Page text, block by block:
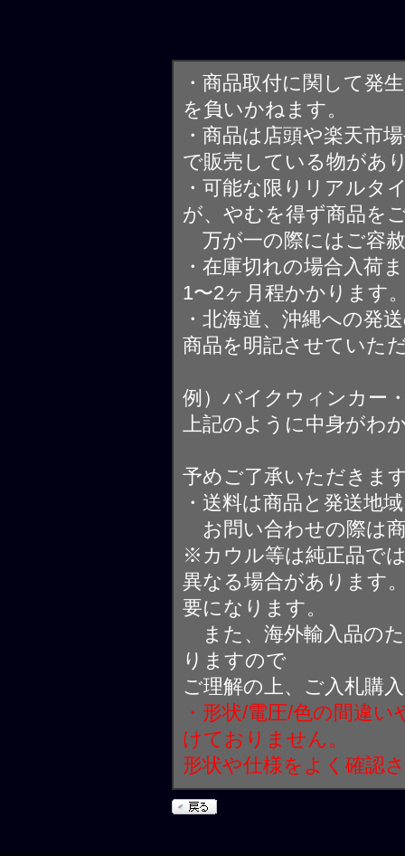
・商品取付に関して発
を負いかねます。
・商品は店頭や楽天市
で販売している物があ
・可能な限りリアルタ
が、やむを得ず商品を
万が一の際にはご容
・在庫切れの場合入荷
1〜2ヶ月程かかります
・北海道、沖縄への発
商品を明記させていた
例）バイクウィンカー
上記のように中身がわ
予めご了承いただきま
・送料は商品と発送地
お問い合わせの際は
※カウル等は純正品で
異なる場合があります
要になります。
また、海外輸入品の
りますので
ご理解の上、ご入札購
・形状/電圧/色の間違
けておりません。
形状や仕様をよく確認